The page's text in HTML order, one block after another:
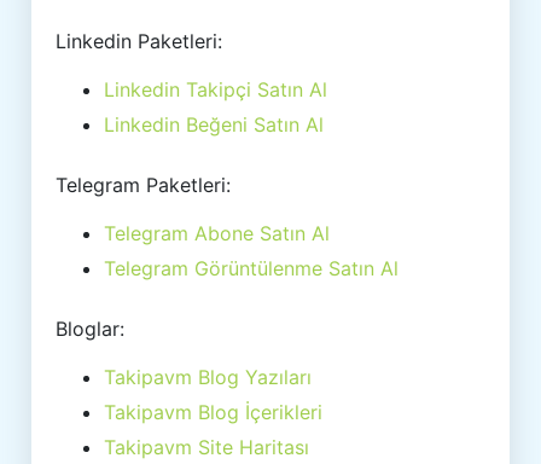
Linkedin Paketleri:
Linkedin Takipçi Satın Al
Linkedin Beğeni Satın Al
Telegram Paketleri:
Telegram Abone Satın Al
Telegram Görüntülenme Satın Al
Bloglar:
Takipavm Blog Yazıları
Takipavm Blog İçerikleri
Takipavm Site Haritası